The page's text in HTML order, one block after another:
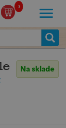
0
Na sklade